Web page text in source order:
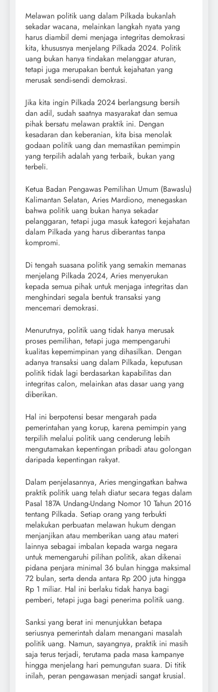
Melawan politik uang dalam Pilkada bukanlah
sekadar wacana, melainkan langkah nyata yang
harus diambil demi menjaga integritas demokrasi
kita, khususnya menjelang Pilkada 2024. Politik
uang bukan hanya tindakan melanggar aturan,
tetapi juga merupakan bentuk kejahatan yang
merusak sendi-sendi demokrasi.
Jika kita ingin Pilkada 2024 berlangsung bersih
dan adil, sudah saatnya masyarakat dan semua
pihak bersatu melawan praktik ini. Dengan
kesadaran dan keberanian, kita bisa menolak
godaan politik uang dan memastikan pemimpin
yang terpilih adalah yang terbaik, bukan yang
terbeli.
Ketua Badan Pengawas Pemilihan Umum (Bawaslu)
Kalimantan Selatan, Aries Mardiono, menegaskan
bahwa politik uang bukan hanya sekadar
pelanggaran, tetapi juga masuk kategori kejahatan
dalam Pilkada yang harus diberantas tanpa
kompromi.
Di tengah suasana politik yang semakin memanas
menjelang Pilkada 2024, Aries menyerukan
kepada semua pihak untuk menjaga integritas dan
menghindari segala bentuk transaksi yang
mencemari demokrasi.
Menurutnya, politik uang tidak hanya merusak
proses pemilihan, tetapi juga mempengaruhi
kualitas kepemimpinan yang dihasilkan. Dengan
adanya transaksi uang dalam Pilkada, keputusan
politik tidak lagi berdasarkan kapabilitas dan
integritas calon, melainkan atas dasar uang yang
diberikan.
Hal ini berpotensi besar mengarah pada
pemerintahan yang korup, karena pemimpin yang
terpilih melalui politik uang cenderung lebih
mengutamakan kepentingan pribadi atau golongan
daripada kepentingan rakyat.
Dalam penjelasannya, Aries mengingatkan bahwa
praktik politik uang telah diatur secara tegas dalam
Pasal 187A Undang-Undang Nomor 10 Tahun 2016
tentang Pilkada. Setiap orang yang terbukti
melakukan perbuatan melawan hukum dengan
menjanjikan atau memberikan uang atau materi
lainnya sebagai imbalan kepada warga negara
untuk memengaruhi pilihan politik, akan dikenai
pidana penjara minimal 36 bulan hingga maksimal
72 bulan, serta denda antara Rp 200 juta hingga
Rp 1 miliar. Hal ini berlaku tidak hanya bagi
pemberi, tetapi juga bagi penerima politik uang.
Sanksi yang berat ini menunjukkan betapa
seriusnya pemerintah dalam menangani masalah
politik uang. Namun, sayangnya, praktik ini masih
saja terus terjadi, terutama pada masa kampanye
hingga menjelang hari pemungutan suara. Di titik
inilah, peran pengawasan menjadi sangat krusial.